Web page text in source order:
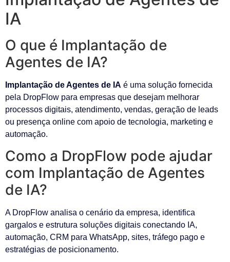
IA
O que é Implantação de
Agentes de IA?
Implantação de Agentes de IA é uma solução fornecida
pela DropFlow para empresas que desejam melhorar
processos digitais, atendimento, vendas, geração de leads
ou presença online com apoio de tecnologia, marketing e
automação.
Como a DropFlow pode ajudar
com Implantação de Agentes
de IA?
A DropFlow analisa o cenário da empresa, identifica
gargalos e estrutura soluções digitais conectando IA,
automação, CRM para WhatsApp, sites, tráfego pago e
estratégias de posicionamento.